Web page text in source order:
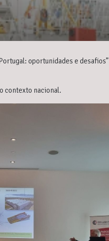
oportunidades e desafios”
contexto nacional.